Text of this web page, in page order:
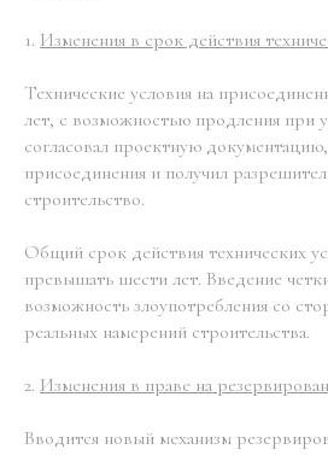
1. Изменения в срок действия
Технические условия на
лет, с возможностью продления при
согласовал проектную
присоединения и получил
строительство.
Общий срок действия технических
превышать шести лет. Введение
возможность злоупотребления со
реальных намерений строительства.
2. Изменения в праве на
Вводится новый механизм